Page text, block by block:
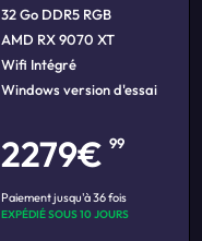
32 Go DDR5 RGB
AMD RX 9070 XT
Wifi Intégré
Windows version d'essai
2279€99
Paiement jusqu'à 36 fois
EXPÉDIÉ SOUS 10 JOURS